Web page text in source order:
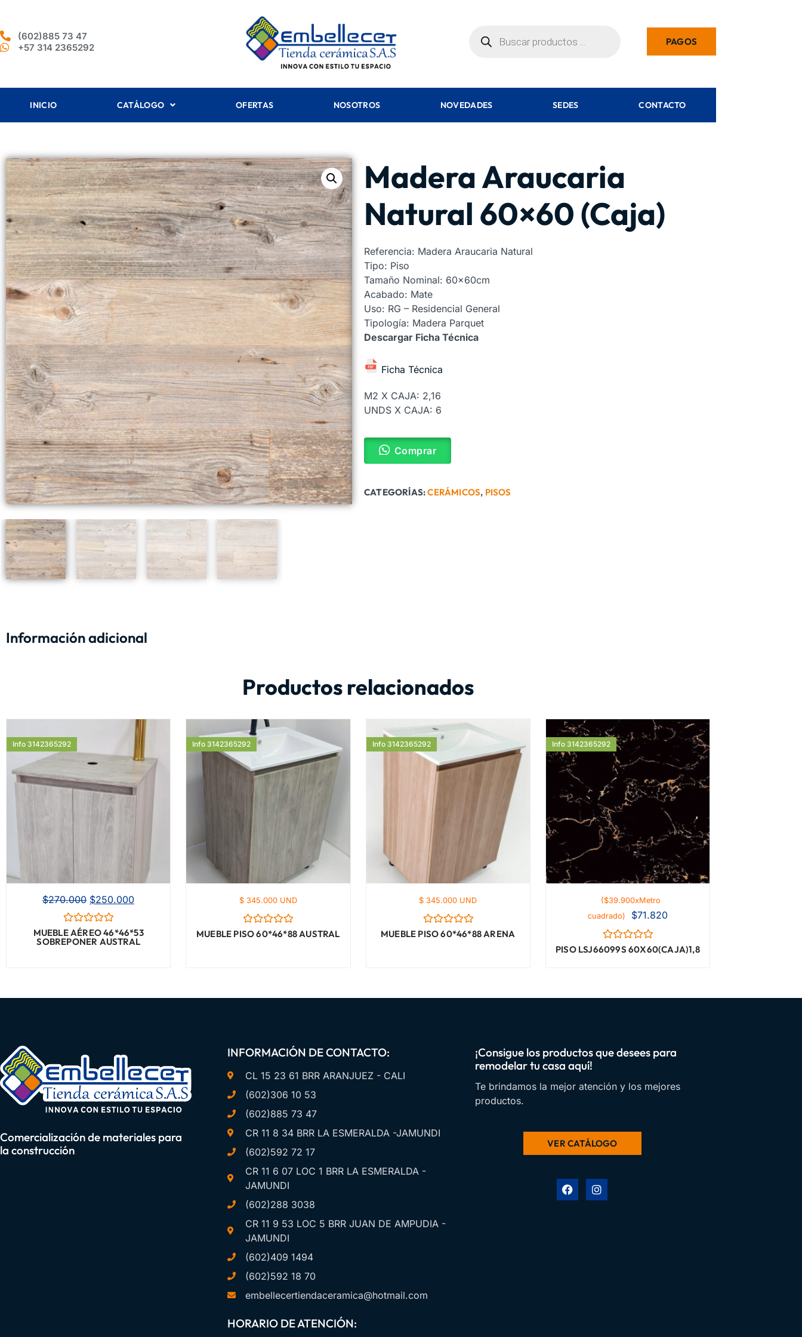
(602)885 73 47
+57 314 2365292
PAGOS
INICIO CATÁLOGO OFERTAS NOSOTROS NOVEDADES SEDES CONTACTO
Madera Araucaria
Natural 60×60 (Caja)
Referencia: Madera Araucaria Natural
Tipo: Piso
Tamaño Nominal: 60x60cm
Acabado: Mate
Uso: RG – Residencial General
Tipología: Madera Parquet
Descargar Ficha Técnica
Ficha Técnica
M2 X CAJA: 2,16
UNDS X CAJA: 6
Comprar
CATEGORÍAS:CERÁMICOS, PISOS
Información adicional
Productos relacionados
Info 3142365292
$270.000 $250.000
Valorado
con
MUEBLE AÉREO 46*46*53
SOBREPONER AUSTRAL
Info 3142365292
$ 345.000 UND
Valorado
con
MUEBLE PISO 60*46*88 AUSTRAL
Info 3142365292
$ 345.000 UND
Valorado
con
MUEBLE PISO 60*46*88 ARENA
Info 3142365292
($39.900xMetro
cuadrado)
$71.820
Valorado
PISO LSJ66099S 60X60(CAJA)1,8
Comercialización de materiales para
la construcción
INFORMACIÓN DE CONTACTO:
CL 15 23 61 BRR ARANJUEZ - CALI
(602)306 10 53
(602)885 73 47
CR 11 8 34 BRR LA ESMERALDA -JAMUNDI
(602)592 72 17
CR 11 6 07 LOC 1 BRR LA ESMERALDA -
JAMUNDI
(602)288 3038
CR 11 9 53 LOC 5 BRR JUAN DE AMPUDIA -
JAMUNDI
(602)409 1494
(602)592 18 70
embellecertiendaceramica@hotmail.com
HORARIO DE ATENCIÓN:
¡Consigue los productos que desees para
remodelar tu casa aquí!
Te brindamos la mejor atención y los mejores
productos.
VER CATÁLOGO